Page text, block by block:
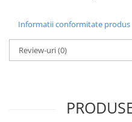
Informatii conformitate produs
Review-uri(0)